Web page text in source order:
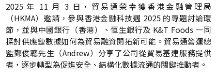
2025 年 11 月 3 日，貿易通榮幸獲香港金融管理局
（HKMA）邀請，參與香港金融科技週 2025 的專題討論環
節，並與中國銀行（香港）、恒生銀行及 K&T Foods 一同
探討供應鏈數據如何為貿易融資開拓新可能。貿易通營運總
監鄭俊聰先生（Andrew）分享了公司從貿易基建服務提供
者，逐步轉型為促進安全、結構化數據流通的關鍵推動者。